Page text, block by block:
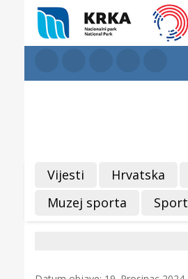
Vijesti Hrvatska
Muzej sporta
Sport